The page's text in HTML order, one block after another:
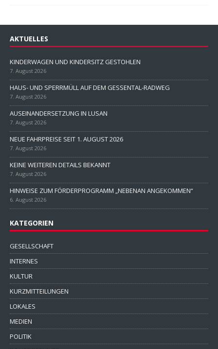
AKTUELLES
KINDERWAGEN UND KINDERSITZ GESTOHLEN
7. August 2026
HAUS- UND SPERRMÜLL AUF DEM GESSENTAL-RADWEG
7. August 2026
AUSEINANDERSETZUNG IN LUSAN
7. August 2026
NEUE FAHRPREISE SEIT 1. AUGUST 2026
7. August 2026
KEINE WEITEREN DETAILS BEKANNT
7. August 2026
HINWEISE ZUM FÖRDERPROGRAMM „NEBENAN ANGEKOMMEN“
6. August 2026
KATEGORIEN
GESELLSCHAFT
INTERNES
KULTUR
KURZMITTEILUNGEN
LOKALES
MEDIEN
POLITIK